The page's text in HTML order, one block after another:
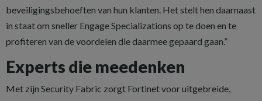
beveiligingsbehoeften van hun klanten. Het stelt hen daarnaast
in staat om sneller Engage Specializations op te doen en te
profiteren van de voordelen die daarmee gepaard gaan.”
Experts die meedenken
Met zijn Security Fabric zorgt Fortinet voor uitgebreide,